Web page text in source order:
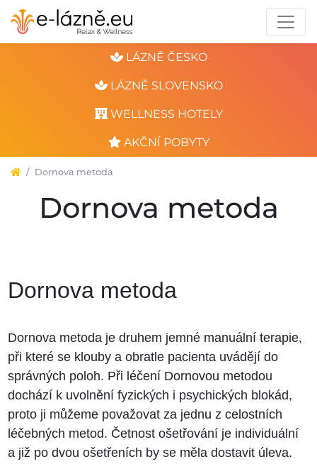
LÁZNĚ ČESKO
LÁZNĚ SLOVENSKO
WELLNESS HOTELY
AKČNÍ POBYTY
Dornova metoda
Dornova metoda
Dornova metoda
Dornova metoda je druhem jemné manuální terapie,
při které se klouby a obratle pacienta uvádějí do
správných poloh. Při léčení Dornovou metodou
dochází k uvolnění fyzických i psychických blokád,
proto ji můžeme považovat za jednu z celostních
léčebných metod. Četnost ošetřování je individuální
a již po dvou ošetřeních by se měla dostavit úleva.